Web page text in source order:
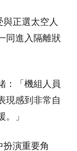
正選太空人
同進入隔離狀
：「機組人員
現感到非常自
」
演重要角